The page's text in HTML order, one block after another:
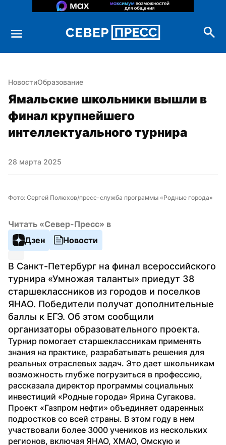
НовостиОбразование
Ямальские школьники вышли в
финал крупнейшего
интеллектуального турнира
28 марта 2025
Фото: Сергей Полюхов/пресс-служба программы «Родные города»
Читать «Север-Пресс» в
Дзен
Новости
В Санкт-Петербург на финал всероссийского
турнира «Умножая таланты» приедут 38
старшеклассников из городов и поселков
ЯНАО. Победители получат дополнительные
баллы к ЕГЭ. Об этом сообщили
организаторы образовательного проекта.
Турнир помогает старшеклассникам применять
знания на практике, разрабатывать решения для
реальных отраслевых задач. Это дает школьникам
возможность глубже погрузиться в профессию,
рассказала директор программы социальных
инвестиций «Родные города» Ярина Сугакова.
Проект «Газпром нефти» объединяет одаренных
подростков со всей страны. В этом году в нем
участвовали более 3000 учеников из нескольких
регионов, включая ЯНАО, ХМАО, Омскую и